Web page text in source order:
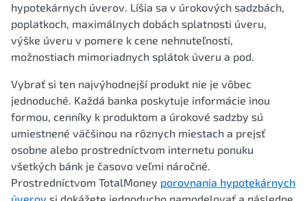
hypotekárnych úverov. Líšia sa v úrokových sadzbách,
poplatkoch, maximálnych dobách splatnosti úveru,
výške úveru v pomere k cene nehnuteľnosti,
možnostiach mimoriadnych splátok úveru a pod.
Vybrať si ten najvýhodnejší produkt nie je vôbec
jednoduché. Každá banka poskytuje informácie inou
formou, cenníky k produktom a úrokové sadzby sú
umiestnené väčšinou na rôznych miestach a prejsť
osobne alebo prostredníctvom internetu ponuku
všetkých bánk je časovo veľmi náročné.
Prostredníctvom TotalMoney porovnania hypotekárnych